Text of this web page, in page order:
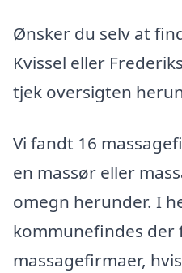
Ønsker du selv at
Kvissel eller
tjek oversigten
Vi fandt 16
en massør eller
omegn herunder. I
kommunefindes der
massagefirmaer,